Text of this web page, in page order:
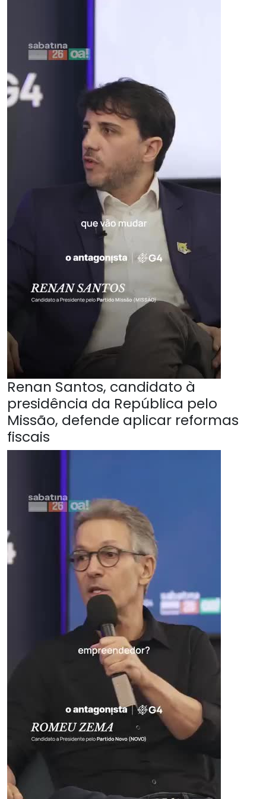
Renan Santos, candidato à
presidência da República pelo
Missão, defende aplicar reformas
fiscais